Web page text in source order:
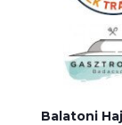
Balatoni